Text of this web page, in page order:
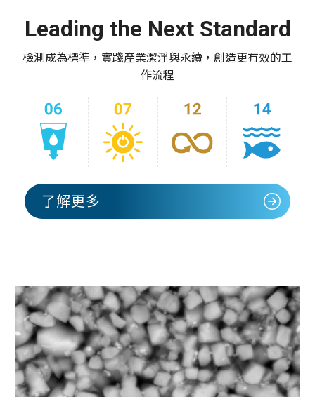
Leading the Next Standard
檢測成為標準，實踐產業潔淨與永續，創造更有效的工
作流程
了解更多